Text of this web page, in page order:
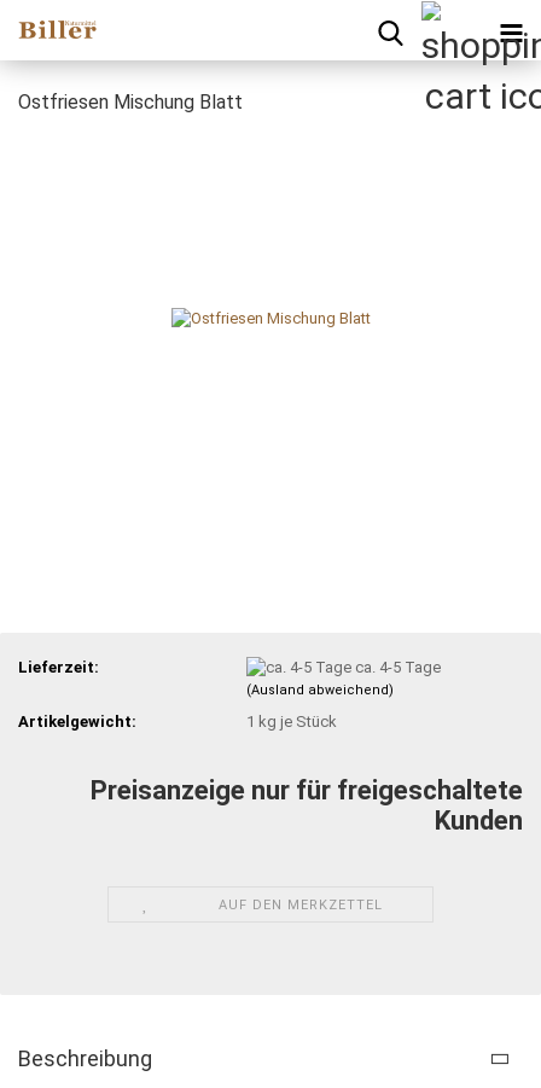
Ostfriesen Mischung Blatt
Lieferzeit: ca. 4-5 Tage
(Ausland abweichend)
Artikelgewicht: 1 kg je Stück
Preisanzeige nur für freigeschaltete
Kunden
AUF DEN MERKZETTEL
Beschreibung